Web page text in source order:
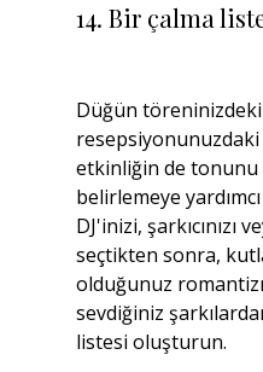
14. Bir çalma
Düğün
etkinliğin de tonunu
belirlemeye
DJ'inizi, şarkıcınızı
seçtikten sonra,
olduğunuz
sevdiğiniz
listesi oluşturun.